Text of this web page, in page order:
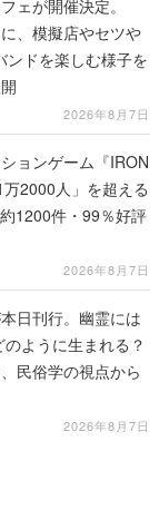
ェが開催決定。
、模擬店やセツや
ンドを楽しむ様子を
2026年8月7日
ョンゲーム『IRON
2000人」を超える
1200件・99％好評
2026年8月7日
日刊行。幽霊には
ように生まれる？
民俗学の視点から
2026年8月7日